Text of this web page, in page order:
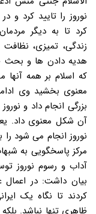
نوروز را تایید کرد
کرد تا به دیگر
زندگی، تمیزی،
هدیه دادن ها و بحث
که اسلام بر همه آنها
معنوی بخشید وی
بزرگی انجام داد و
آن شکل معنوی داد.
نوروز انجام می شود
مرکز پاسخگویی به
آداب و رسوم نوروز
بیان داشت: در اعمال
کردند تا نگاه یک
ظاهری تنها نباشد.